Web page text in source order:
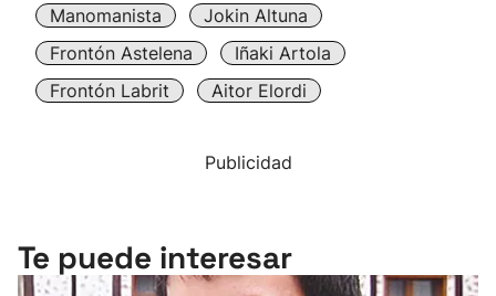
Manomanista
Jokin Altuna
Frontón Astelena
Iñaki Artola
Frontón Labrit
Aitor Elordi
Publicidad
Te puede interesar